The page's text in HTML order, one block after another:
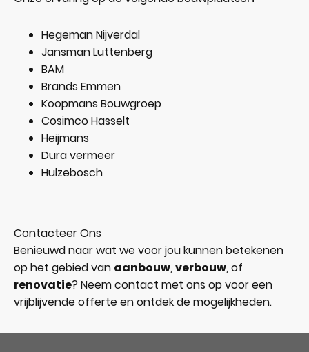
Hegeman Nijverdal
Jansman Luttenberg
BAM
Brands Emmen
Koopmans Bouwgroep
Cosimco Hasselt
Heijmans
Dura vermeer
Hulzebosch
Contacteer Ons
Benieuwd naar wat we voor jou kunnen betekenen
op het gebied van aanbouw,verbouw, of
renovatie? Neem contact met ons op voor een
vrijblijvende offerte en ontdek de mogelijkheden.